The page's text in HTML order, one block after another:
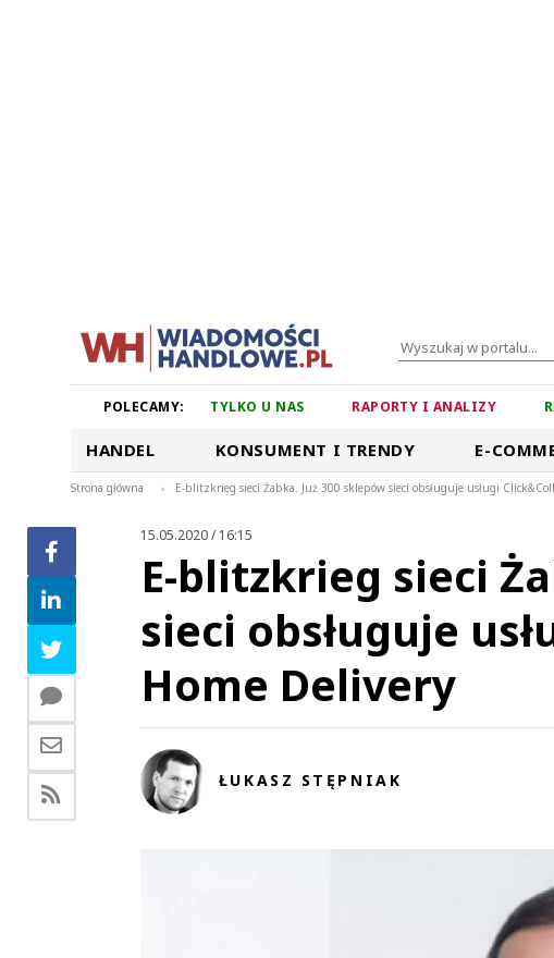
POLECAMY: TYLKO U NAS RAPORTY I ANALIZY
HANDEL KONSUMENT I TRENDY E-
Strona główna > E-blitzkrieg sieci Żabka. Już 300 sklepów sieci obsługuje usługi
15.05.2020 / 16:15
E-blitzkrieg sieci
sieci obsługuje
Home Delivery
ŁUKASZ STĘPNIAK